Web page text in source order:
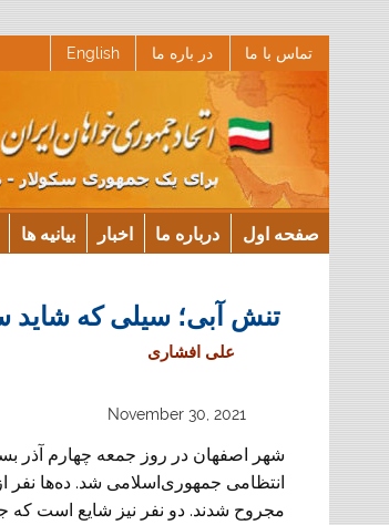
تماس با ما در باره ما English
صفحه اول درباره ما اخبار بیانیه ها
تنش آبی؛ سیلی که شاید
علی افشاری
November 30, 2021
شهر اصفهان در روز جمعه چهارم آذر
انتظامی جمهوری‌اسلامی شد. ده‌ها نفر
مجروح شدند. دو نفر نیز شایع است که